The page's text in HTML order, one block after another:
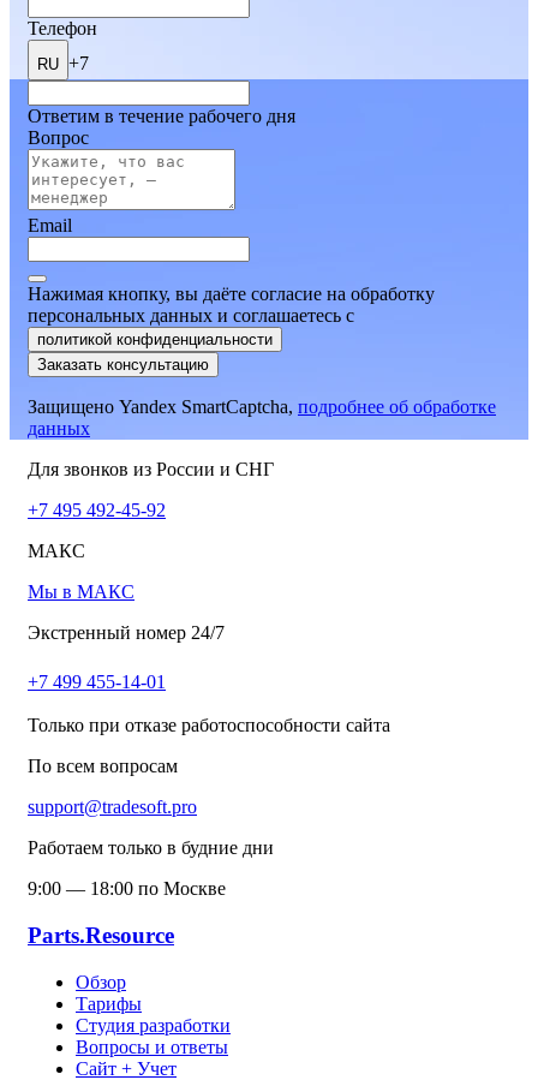
Телефон
RU +7
Ответим в течение рабочего дня
Вопрос
Email
Нажимая кнопку, вы даёте согласие на обработку
персональных данных и соглашаетесь c
политикой конфиденциальности
Заказать консультацию
Защищено Yandex SmartCaptcha, подробнее об обработке
данных
Для звонков из России и СНГ
+7 495 492-45-92
МАКС
Мы в МАКС
Экстренный номер 24/7
+7 499 455-14-01
Только при отказе работоспособности сайта
По всем вопросам
support@tradesoft.pro
Работаем только в будние дни
9:00 — 18:00 по Москве
Parts.Resource
Обзор
Тарифы
Студия разработки
Вопросы и ответы
Сайт + Учет